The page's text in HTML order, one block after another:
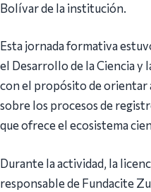
Bolívar de la institución.
Esta jornada formativa
el Desarrollo de la Ciencia y
con el propósito de orientar
sobre los procesos de
que ofrece el ecosistema
Durante la actividad, la
responsable de Fundacite